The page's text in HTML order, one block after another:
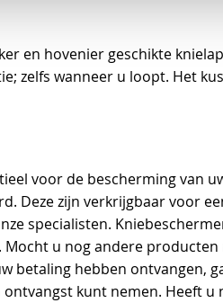
en hovenier geschikte
zelfs wanneer u loopt. Het
voor de bescherming van
Deze zijn verkrijgbaar voor
specialisten.
Mocht u nog andere
betaling hebben ontvangen,
kunt nemen. Heeft u